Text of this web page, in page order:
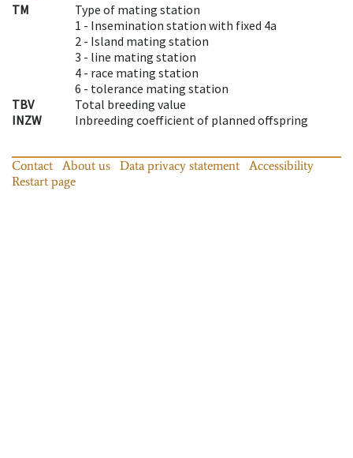
TM
Type of mating station
1 - Insemination station with fixed 4a
2 - Island mating station
3 - line mating station
4 - race mating station
6 - tolerance mating station
TBV
Total breeding value
INZW
Inbreeding coefficient of planned offspring
Contact About us Data privacy statement
Accessibility
Restart page